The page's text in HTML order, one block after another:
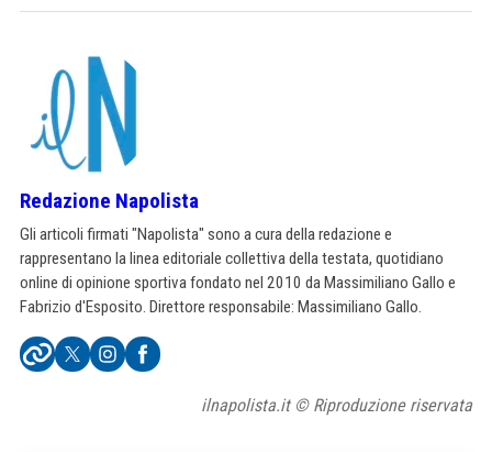
Redazione Napolista
Gli articoli firmati "Napolista" sono a cura della redazione e
rappresentano la linea editoriale collettiva della testata, quotidiano
online di opinione sportiva fondato nel 2010 da Massimiliano Gallo e
Fabrizio d'Esposito. Direttore responsabile: Massimiliano Gallo.
ilnapolista.it © Riproduzione riservata